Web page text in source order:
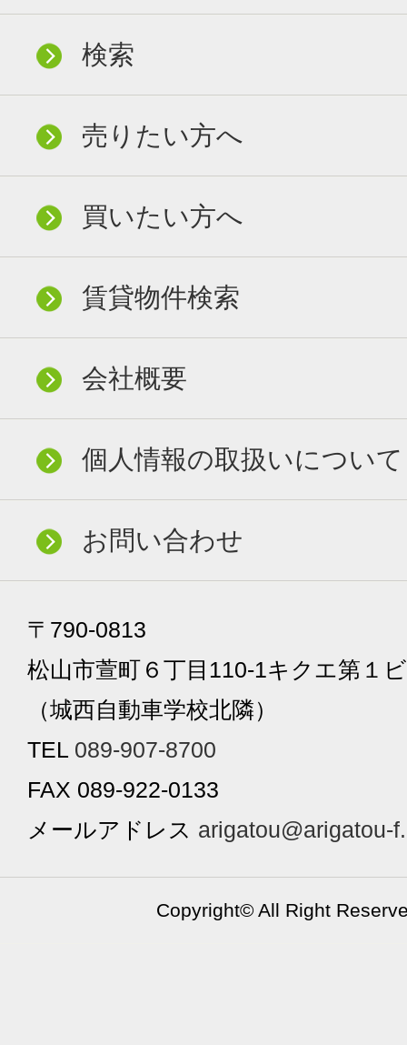
検索
売りたい方へ
買いたい方へ
賃貸物件検索
会社概要
個人情報の取扱いについて
お問い合わせ
〒790-0813
松山市萱町６丁目110-1キクエ第１
（城西自動車学校北隣）
TEL 089-907-8700
FAX 089-922-0133
メールアドレス arigatou@arigatou-
Copyright© All Right